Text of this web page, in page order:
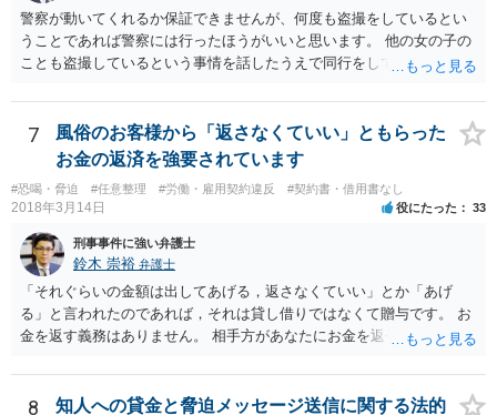
警察が動いてくれるか保証できませんが、何度も盗撮をしているとい
うことであれば警察には行ったほうがいいと思います。 他の女の子の
ことも盗撮しているという事情を話したうえで同行をしてほしいだと
そのあとで本人には、示談金を請求することになります。 メッセージ
としては、示談金として〇万円払ってくださいと送ることになりま
す。被害にあったことは事実なので、適度に示談金を請求するだけで
は恐喝にはなりません。会社に言うとかネットに書き込むなどという
と恐喝になりえるので注意しましょう。 メッセージだけだと相手は何
らの緊張もしないですし、ゆっくりと考える時間を与えてしまいま
す。 できれば直接会って話したほうがいいです。 もし難しければ弁護
士に依頼することも検討したほうがいいでしょう。弁護士に依頼しな
くても示談金をとれる場合もありますので、依頼するのがいいのかど
うかだけでも弁護士に相談してみるのがいいのではないでしょうか。
7
風俗のお客様から「返さなくていい」ともらった
お金の返済を強要されています
#恐喝・脅迫 #任意整理 #労働・雇用契約違反 #契約書・借用書なし
2018年3月14日 役にたった 33
刑事事件に強い弁護士
鈴木 崇裕 弁護士
「それぐらいの金額は出してあげる，返さなくていい」とか「あげ
る」と言われたのであれば，それは貸し借りではなくて贈与です。 お
金を返す義務はありません。 相手方があなたにお金を返せと請求する
なりませんが，不可能ですね。 また，「金を返さなければ家に行く＝
風俗で働いていたことをばらす」といって返金を迫る行為について
8
知人への貸金と脅迫メッセージ送信に関する法的